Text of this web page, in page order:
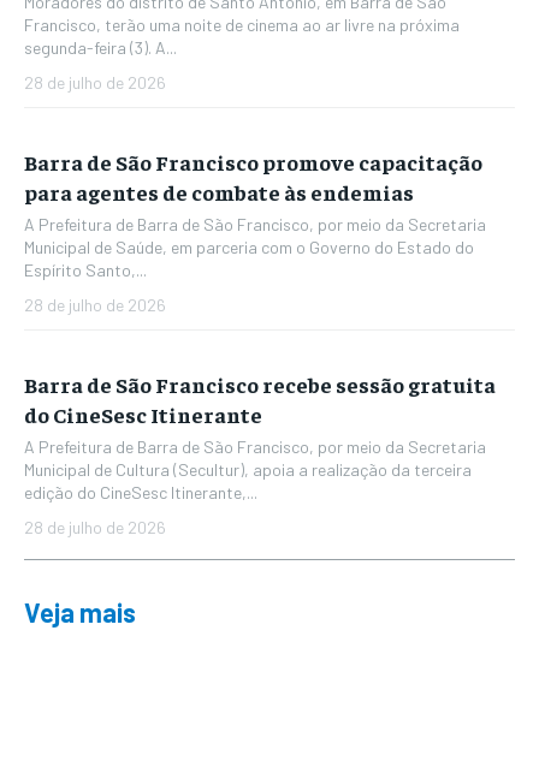
Francisco, terão uma noite de cinema ao ar livre na próxima
segunda-feira (3). A...
28 de julho de 2026
Barra de São Francisco promove capacitação
para agentes de combate às endemias
A Prefeitura de Barra de São Francisco, por meio da Secretaria
Municipal de Saúde, em parceria com o Governo do Estado do
Espírito Santo,...
28 de julho de 2026
Barra de São Francisco recebe sessão gratuita
do CineSesc Itinerante
A Prefeitura de Barra de São Francisco, por meio da Secretaria
Municipal de Cultura (Secultur), apoia a realização da terceira
edição do CineSesc Itinerante,...
28 de julho de 2026
Veja mais